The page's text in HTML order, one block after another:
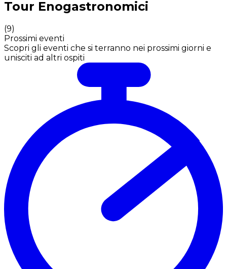
Tour Enogastronomici
(9)
Prossimi eventi
Scopri gli eventi che si terranno nei prossimi giorni e
unisciti ad altri ospiti